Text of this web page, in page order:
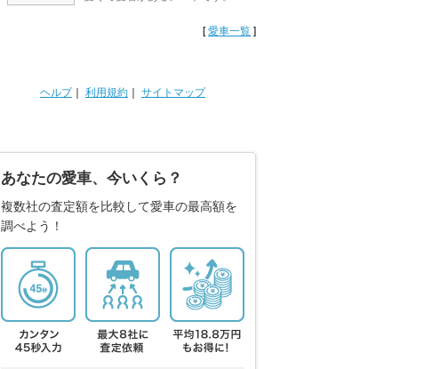
[愛車一覧 ]
ヘルプ｜ 利用規約 サイトマップ
あなたの愛車、今いくら？
複数社の査定額を比較して愛車の最高額を
調べよう！